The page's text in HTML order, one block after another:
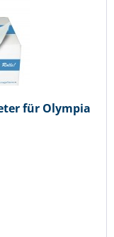
für Olympia